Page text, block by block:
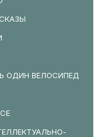
ОДИН ВЕЛОСИПЕД